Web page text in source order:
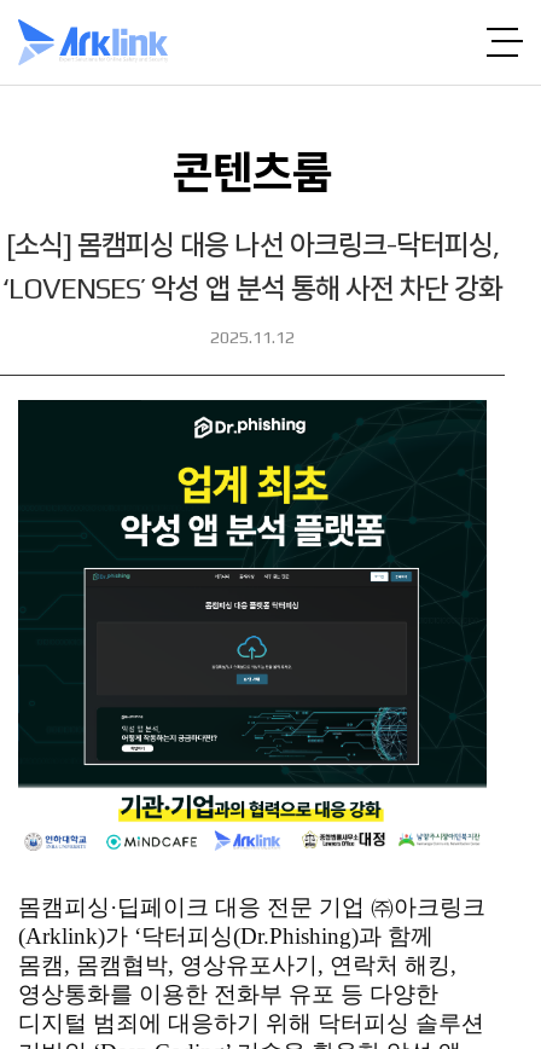
콘텐츠룸
[소식] 몸캠피싱 대응 나선 아크링크-닥터피싱,
‘LOVENSES’ 악성 앱 분석 통해 사전 차단 강화
2025.11.12
몸캠피싱·딥페이크 대응 전문 기업 ㈜아크링크
(Arklink)가 ‘닥터피싱(Dr.Phishing)과 함께
몸캠, 몸캠협박, 영상유포사기, 연락처 해킹,
영상통화를 이용한 전화부 유포 등 다양한
디지털 범죄에 대응하기 위해 닥터피싱 솔루션